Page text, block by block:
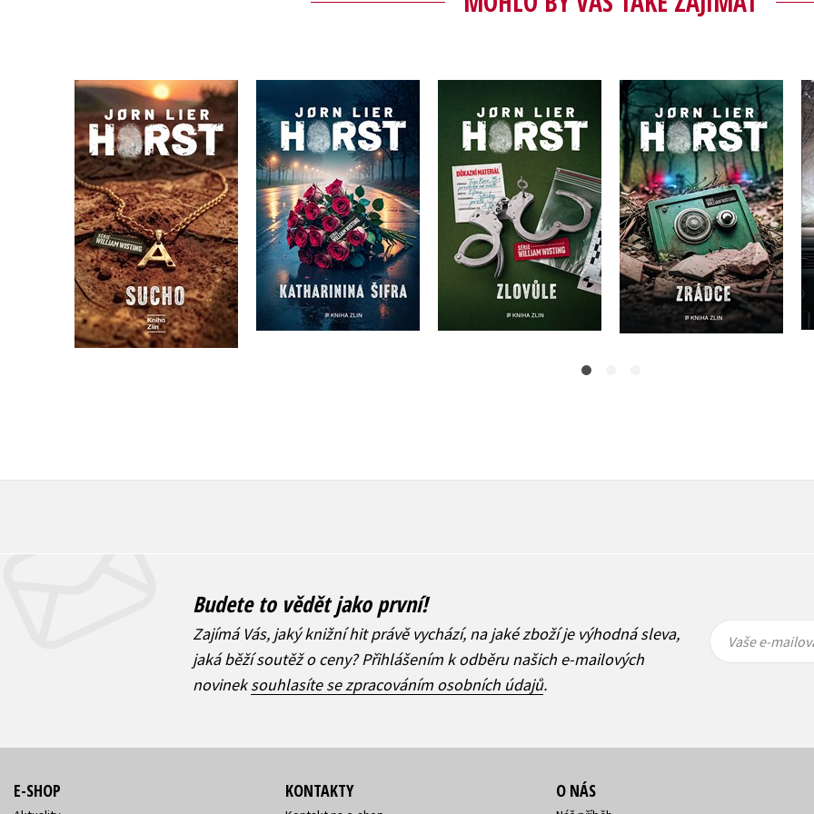
Sucho
Jorn Lier Horst
Do košíku
469 Kč
375 Kč
Katharinina šifra
Jorn Lier Horst
Do košíku
449 Kč
359 Kč
Zlovůle
Jorn Lier Horst
Do košíku
399 Kč
319 Kč
Zrádce
Jorn Lier Horst
Do košíku
449 Kč
359 Kč
Budete to vědět jako první!
Zajímá Vás, jaký knižní hit právě vychází, na jaké zboží je výhodná sleva,
jaká běží soutěž o ceny? Přihlášením k odběru našich e-mailových
novineksouhlasíte se zpracováním osobních údajů.
mailová
mailová
Vaše e-
E-SHOP KONTAKTY O NÁS